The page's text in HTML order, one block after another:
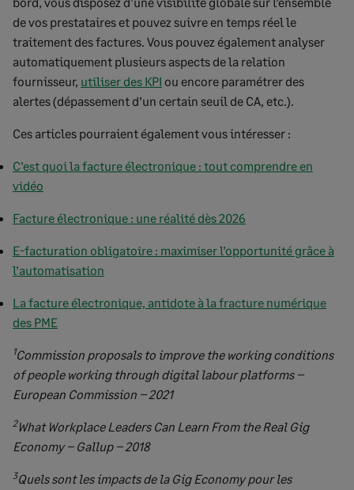
de vos prestataires et pouvez suivre en temps réel le
traitement des factures. Vous pouvez également analyser
automatiquement plusieurs aspects de la relation
fournisseur, utiliser des KPI ou encore paramétrer des
alertes (dépassement d’un certain seuil de CA, etc.).
Ces articles pourraient également vous intéresser :
C’est quoi la facture électronique : tout comprendre en
vidéo
Facture électronique : une réalité dès 2026
E-facturation obligatoire : maximiser l’opportunité grâce à
l’automatisation
La facture électronique, antidote à la fracture numérique
des PME
1Commission proposals to improve the working conditions
of people working through digital labour platforms –
European Commission – 2021
2What Workplace Leaders Can Learn From the Real Gig
Economy – Gallup – 2018
3Quels sont les impacts de la Gig Economy pour les